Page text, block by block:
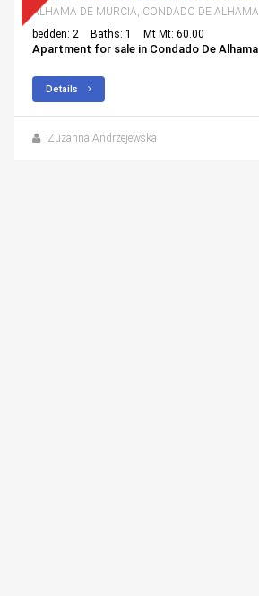
ALHAMA DE MURCIA, CONDADO DE ALHAMA
bedden: 2
Baths: 1 Mt Mt: 60.00
Apartment for sale in Condado De Alhama
Details
Zuzanna Andrzejewska